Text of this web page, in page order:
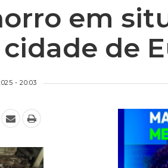
em
de
- 20:03